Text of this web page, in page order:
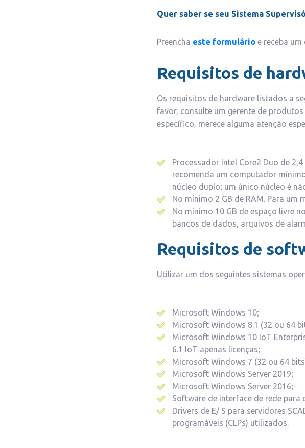
Quer saber se seu Sistema
Preencha este formulário e receba
Requisitos de
Os requisitos de hardware listados a
favor, consulte um gerente de
específico, merece alguma atenção
Processador Intel Core2 Duo de
recomenda um computador
núcleo duplo; um único núcleo é
No mínimo 2 GB de RAM. Para um
No mínimo 10 GB de espaço livre
bancos de dados, arquivos de
Requisitos de
Utilizar um dos seguintes sistemas
Microsoft Windows 10;
Microsoft Windows 8.1 (32 ou 64
Microsoft Windows 10 IoT
6.1 IoT apenas licenças;
Microsoft Windows 7 (32 ou 64
Microsoft Windows Server 2019;
Microsoft Windows Server 2016;
Software de interface de rede para
Drivers de E/ S para servidores
programáveis (CLPs) utilizados.